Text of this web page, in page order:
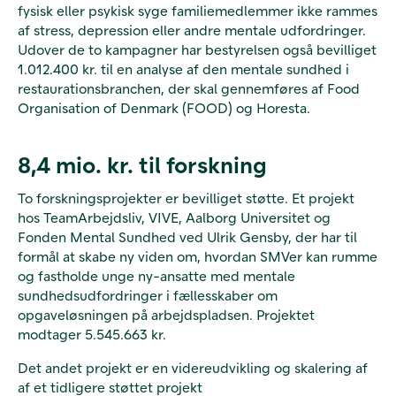
fysisk eller psykisk syge familiemedlemmer ikke rammes
af stress, depression eller andre mentale udfordringer.
Udover de to kampagner har bestyrelsen også bevilliget
1.012.400 kr. til en analyse af den mentale sundhed i
restaurationsbranchen, der skal gennemføres af Food
Organisation of Denmark (FOOD) og Horesta.
8,4 mio. kr. til forskning
To forskningsprojekter er bevilliget støtte. Et projekt
hos TeamArbejdsliv, VIVE, Aalborg Universitet og
Fonden Mental Sundhed ved Ulrik Gensby, der har til
formål at skabe ny viden om, hvordan SMVer kan rumme
og fastholde unge ny-ansatte med mentale
sundhedsudfordringer i fællesskaber om
opgaveløsningen på arbejdspladsen. Projektet
modtager 5.545.663 kr.
Det andet projekt er en videreudvikling og skalering af
af et tidligere støttet projekt